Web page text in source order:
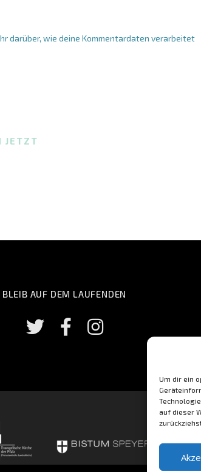
Um dir ein
auf dieser
darüber, wie deine Kommentardaten verarbeitet
JETZT
BLEIB AUF DEM LAUFENDEN